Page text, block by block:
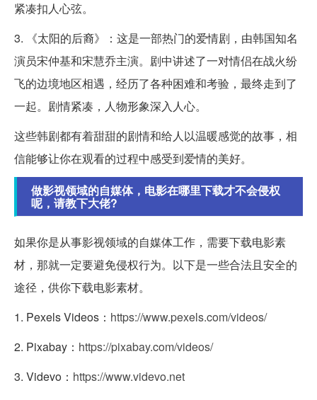
紧凑扣人心弦。
3. 《太阳的后裔》：这是一部热门的爱情剧，由韩国知名
演员宋仲基和宋慧乔主演。剧中讲述了一对情侣在战火纷
飞的边境地区相遇，经历了各种困难和考验，最终走到了
一起。剧情紧凑，人物形象深入人心。
这些韩剧都有着甜甜的剧情和给人以温暖感觉的故事，相
信能够让你在观看的过程中感受到爱情的美好。
做影视领域的自媒体，电影在哪里下载才不会侵权
呢，请教下大佬?
如果你是从事影视领域的自媒体工作，需要下载电影素
材，那就一定要避免侵权行为。以下是一些合法且安全的
途径，供你下载电影素材。
1. Pexels Videos： https://www.pexels.com/videos/
2. Pixabay： https://pixabay.com/videos/
3. Videvo： https://www.videvo.net